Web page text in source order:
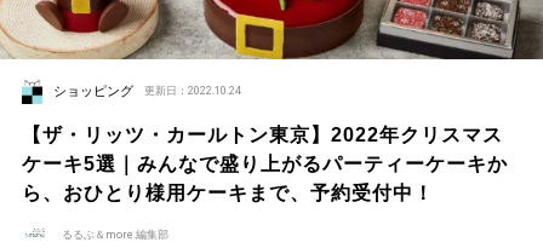
ショッピング 更新日：2022.10.24
【ザ・リッツ・カールトン東京】2022年クリスマス
ケーキ5選｜みんなで盛り上がるパーティーケーキか
ら、おひとり様用ケーキまで、予約受付中！
るるぶ＆more.編集部